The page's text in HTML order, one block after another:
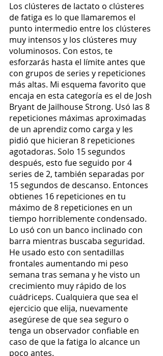
Los clústeres de lactato o clústeres
de fatiga es lo que llamaremos el
punto intermedio entre los clústeres
muy intensos y los clústeres muy
voluminosos. Con estos, te
esforzarás hasta el límite antes que
con grupos de series y repeticiones
más altas. Mi esquema favorito que
encaja en esta categoría es el de Josh
Bryant de Jailhouse Strong. Usó las 8
repeticiones máximas aproximadas
de un aprendiz como carga y les
pidió que hicieran 8 repeticiones
agotadoras. Solo 15 segundos
después, esto fue seguido por 4
series de 2, también separadas por
15 segundos de descanso. Entonces
obtienes 16 repeticiones en tu
máximo de 8 repeticiones en un
tiempo horriblemente condensado.
Lo usó con un banco inclinado con
barra mientras buscaba seguridad.
He usado esto con sentadillas
frontales aumentando mi peso
semana tras semana y he visto un
crecimiento muy rápido de los
cuádriceps. Cualquiera que sea el
ejercicio que elija, nuevamente
asegúrese de que sea seguro o
tenga un observador confiable en
caso de que la fatiga lo alcance un
poco antes.